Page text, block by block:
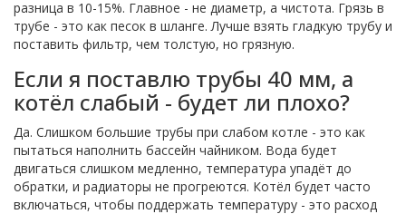
разница в 10-15%. Главное - не диаметр, а чистота. Грязь в
трубе - это как песок в шланге. Лучше взять гладкую трубу и
поставить фильтр, чем толстую, но грязную.
Если я поставлю трубы 40 мм, а
котёл слабый - будет ли плохо?
Да. Слишком большие трубы при слабом котле - это как
пытаться наполнить бассейн чайником. Вода будет
двигаться слишком медленно, температура упадёт до
обратки, и радиаторы не прогреются. Котёл будет часто
включаться, чтобы поддержать температуру - это расход